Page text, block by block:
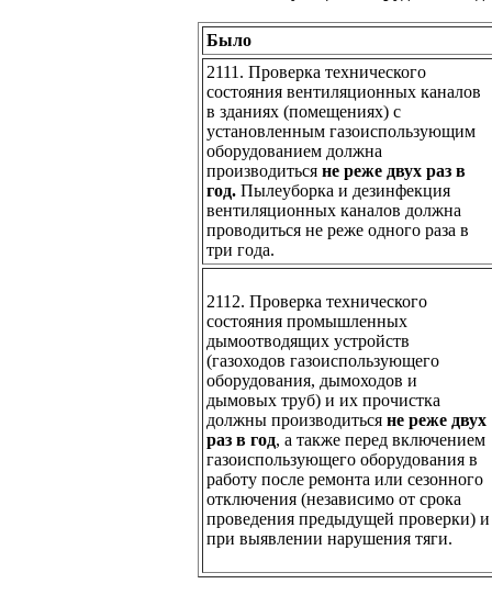
Было
2111. Проверка технического
состояния вентиляционных каналов
в зданиях (помещениях) с
установленным газоиспользующим
оборудованием должна
производиться не реже двух раз в
год. Пылеуборка и дезинфекция
вентиляционных каналов должна
проводиться не реже одного раза в
три года.
2112. Проверка технического
состояния промышленных
дымоотводящих устройств
(газоходов газоиспользующего
оборудования, дымоходов и
дымовых труб) и их прочистка
должны производиться не реже двух
раз в год, а также перед включением
газоиспользующего оборудования в
работу после ремонта или сезонного
отключения (независимо от срока
проведения предыдущей проверки) и
при выявлении нарушения тяги.